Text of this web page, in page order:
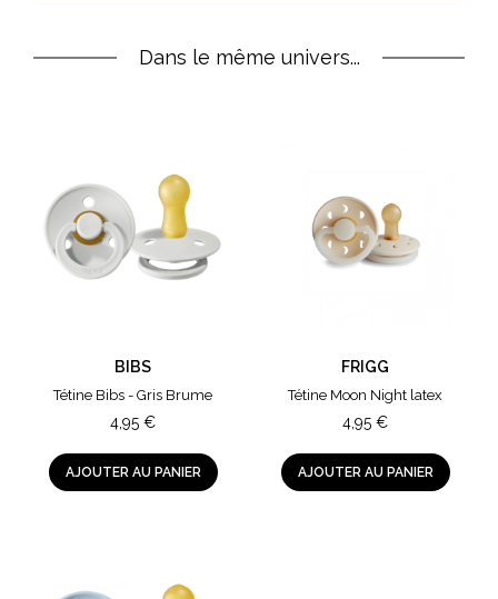
Dans le même univers...
BIBS
Tétine Bibs - Gris Brume
4,95 €
AJOUTER AU PANIER
FRIGG
Tétine Moon Night latex
4,95 €
AJOUTER AU PANIER